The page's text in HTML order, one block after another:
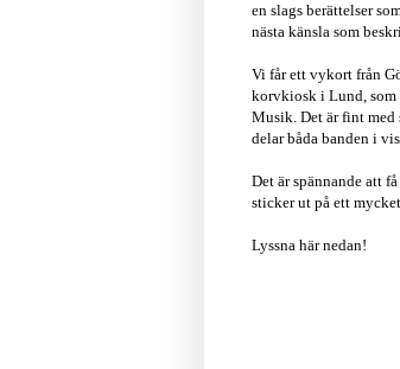
en slags berättelser
nästa känsla som
Vi får ett vykort från
korvkiosk i Lund, som
Musik. Det är fint med
delar båda banden i
Det är spännande att
sticker ut på ett
Lyssna här nedan!